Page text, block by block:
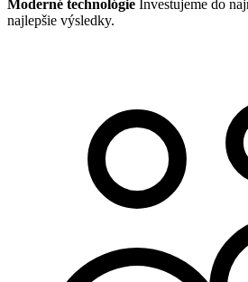
Moderné technológie Investujeme do
najlepšie výsledky.